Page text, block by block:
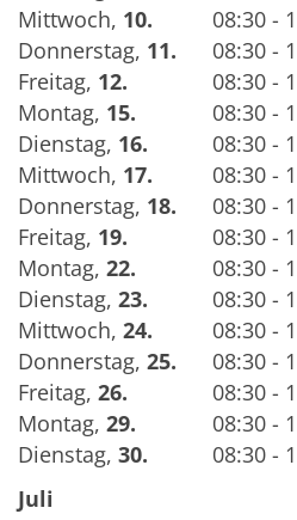
Mittwoch, 10.
08:30 -
Donnerstag, 11.
08:30 -
Freitag, 12.
08:30 -
Montag, 15.
08:30 -
Dienstag, 16.
08:30 -
Mittwoch, 17.
08:30 -
Donnerstag, 18.
08:30 -
Freitag, 19.
08:30 -
Montag, 22.
08:30 -
Dienstag, 23.
08:30 -
Mittwoch, 24.
08:30 -
Donnerstag, 25.
08:30 -
Freitag, 26.
08:30 -
Montag, 29.
08:30 -
Dienstag, 30.
08:30 -
Juli